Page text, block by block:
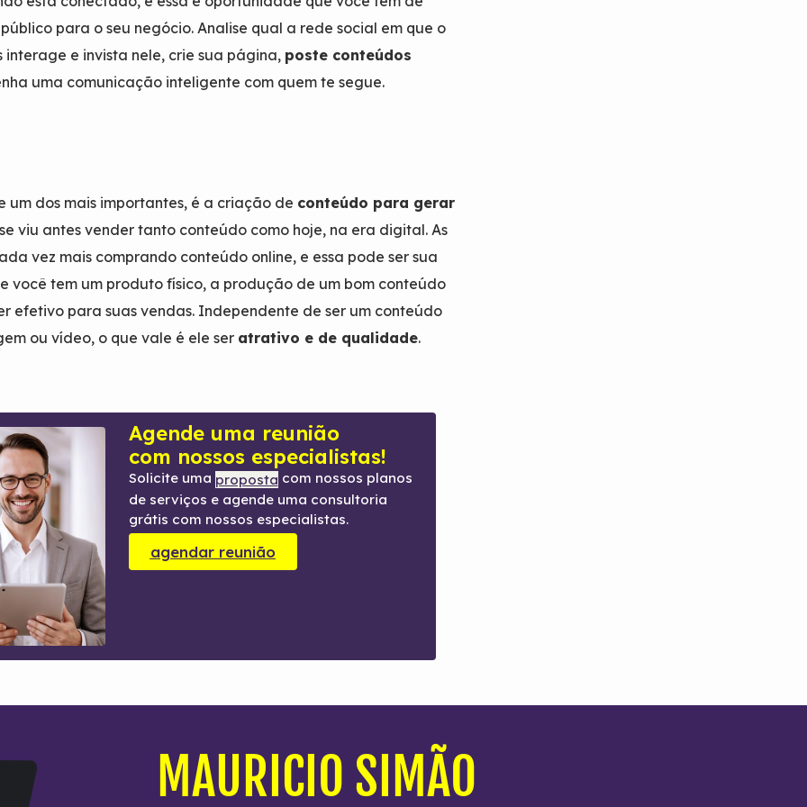
para o seu negócio. Analise qual a rede social em que o
interage e invista nele, crie sua página, poste conteúdos
uma comunicação inteligente com quem te segue.
um dos mais importantes, é a criação de conteúdo para gerar
viu antes vender tanto conteúdo como hoje, na era digital. As
vez mais comprando conteúdo online, e essa pode ser sua
você tem um produto físico, a produção de um bom conteúdo
efetivo para suas vendas. Independente de ser um conteúdo
ou vídeo, o que vale é ele ser atrativo e de qualidade.
Agende uma reunião
com nossos especialistas!
Solicite uma proposta com nossos planos
de serviços e agende uma consultoria
grátis com nossos especialistas.
agendar reunião
MAURICIO SIMÃO